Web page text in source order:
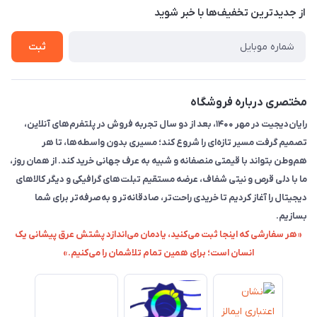
تماس با ما
راهنما
از جدید‌ترین تخفیف‌ها با‌ خبر شوید
ثبت
مختصری درباره فروشگاه
رایان‌دیجیت در مهر ۱۴۰۰، بعد از دو سال تجربه فروش در پلتفرم‌های آنلاین،
تصمیم گرفت مسیر تازه‌ای را شروع کند؛ مسیری بدون واسطه‌ها، تا هر
هم‌وطن بتواند با قیمتی منصفانه و شبیه به عرف جهانی خرید کند. از همان روز،
ما با دلی قرص و نیتی شفاف، عرضه مستقیم تبلت‌های گرافیکی و دیگر کالاهای
دیجیتال را آغاز کردیم تا خریدی راحت‌تر، صادقانه‌تر و به‌صرفه‌تر برای شما
بسازیم.
«هر سفارشی که اینجا ثبت می‌کنید، یادمان می‌اندازد پشتش عرق پیشانی یک
انسان است؛ برای همین تمام تلاشمان را می‌کنیم.»